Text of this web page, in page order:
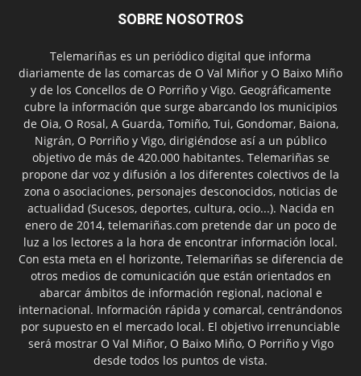
SOBRE NOSOTROS
Telemariñas es un periódico digital que informa
diariamente de las comarcas de O Val Miñor y O Baixo Miño
y de los Concellos de O Porriño y Vigo. Geográficamente
cubre la información que surge abarcando los municipios
de Oia, O Rosal, A Guarda, Tomiño, Tui, Gondomar, Baiona,
Nigrán, O Porriño y Vigo, dirigiéndose así a un público
objetivo de más de 420.000 habitantes. Telemariñas se
propone dar voz y difusión a los diferentes colectivos de la
zona o asociaciones, personajes desconocidos, noticias de
actualidad (Sucesos, deportes, cultura, ocio...). Nacida en
enero de 2014, telemariñas.com pretende dar un poco de
luz a los lectores a la hora de encontrar información local.
Con esta meta en el horizonte, Telemariñas se diferencia de
otros medios de comunicación que están orientados en
abarcar ámbitos de información regional, nacional e
internacional. Información rápida y comarcal, centrándonos
por supuesto en el mercado local. El objetivo irrenunciable
será mostrar O Val Miñor, O Baixo Miño, O Porriño y Vigo
desde todos los puntos de vista.